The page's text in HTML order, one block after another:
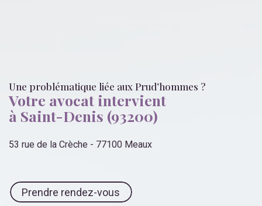
Une problématique liée aux Prud’hommes ?
Votre avocat intervient
à Saint-Denis (93200)
53 rue de la Crèche - 77100 Meaux
Prendre rendez-vous